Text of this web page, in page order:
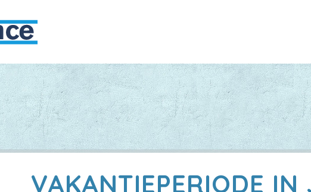
VAKANTIEPERIODE IN